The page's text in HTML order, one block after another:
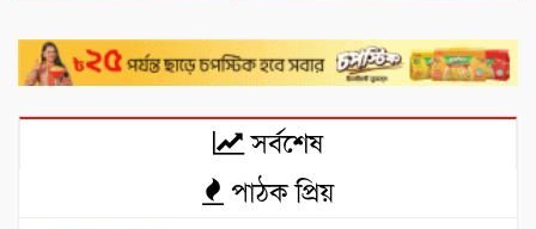
সর্বশেষ
পাঠক প্রিয়